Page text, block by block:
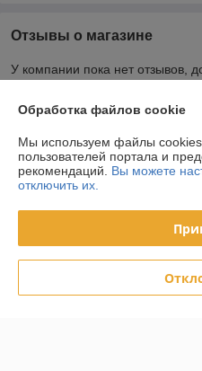
Отзывы о магазине
У компании пока нет отзывов,
О нас
Контакты
График работы
Полная версия сайта
Обработка файлов cookie
Мы используем файлы cookies
пользователей портала и
рекомендаций. Вы можете
отключить их.